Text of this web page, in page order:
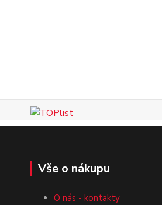
Vše o nákupu
O nás - kontakty